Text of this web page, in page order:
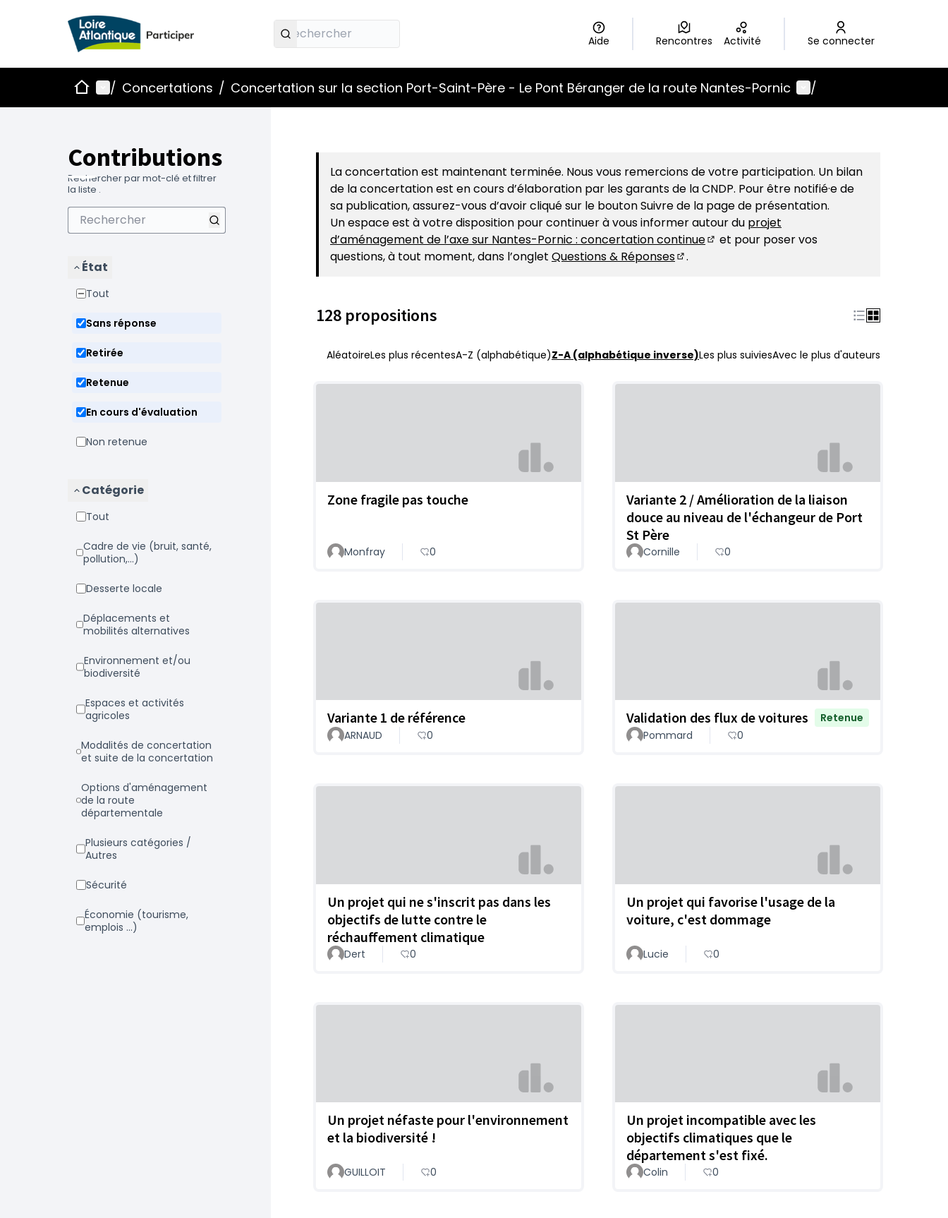
Aide Rencontres Activité Se connecter
AccueilMenu principal
/ Concertations / Concertation sur la section Port-Saint-Père - Le Pont Béranger de la route Nantes-Pornic Menu utilisateur
/
Contributions
Rechercher par mot-clé et filtrer
la liste .
État
Tout
Sans réponse
Retirée
Retenue
En cours d'évaluation
Non retenue
Catégorie
Tout
Cadre de vie (bruit, santé,
pollution,...)
Desserte locale
Déplacements et
mobilités alternatives
Environnement et/ou
biodiversité
Espaces et activités
agricoles
Modalités de concertation
et suite de la concertation
Options d'aménagement
de la route
départementale
Plusieurs catégories /
Autres
Sécurité
Économie (tourisme,
emplois ...)
La concertation est maintenant terminée. Nous vous remercions de votre participation. Un bilan
de la concertation est en cours d’élaboration par les garants de la CNDP. Pour être notifié·e de
sa publication, assurez-vous d’avoir cliqué sur le bouton Suivre de la page de présentation.
Un espace est à votre disposition pour continuer à vous informer autour du projet
d’aménagement de l’axe sur Nantes-Pornic : concertation continue
(S'ouvre dans un nouvel onglet)
et pour poser vos
questions, à tout moment, dans l’onglet Questions & Réponses .
128 propositions
AléatoireLes plus récentesA-Z (alphabétique)Z-A (alphabétique inverse)Les plus suiviesAvec le plus d'auteurs
Zone fragile pas touche
Monfray 0
Variante 2 / Amélioration de la liaison
douce au niveau de l'échangeur de Port
St Père
Cornille 0
Variante 1 de référence
ARNAUD 0
Validation des flux de voitures
Retenue
Pommard
0
Un projet qui ne s'inscrit pas dans les
objectifs de lutte contre le
réchauffement climatique
Dert 0
Un projet qui favorise l'usage de la
voiture, c'est dommage
Lucie 0
Un projet néfaste pour l'environnement
et la biodiversité !
GUILLOIT 0
Un projet incompatible avec les
objectifs climatiques que le
département s'est fixé.
Colin 0